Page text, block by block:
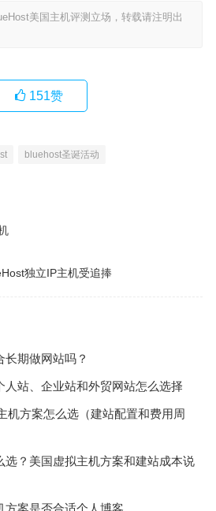
美国主机评测立场，转载请注明出
151赞
bluehost圣诞活动
独立IP主机受追捧
长期做网站吗？
人站、企业站和外贸网站怎么选择
机方案怎么选（建站配置和费用周
选？美国虚拟主机方案和建站成本说